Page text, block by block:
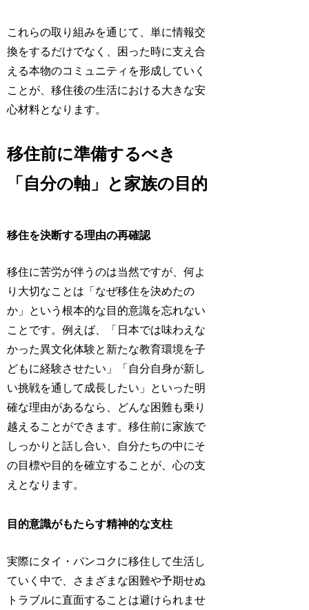
これらの取り組みを通じて、単に情報交
換をするだけでなく、困った時に支え合
える本物のコミュニティを形成していく
ことが、移住後の生活における大きな安
心材料となります。
移住前に準備するべき
「自分の軸」と家族の目的
移住を決断する理由の再確認
移住に苦労が伴うのは当然ですが、何よ
り大切なことは「なぜ移住を決めたの
か」という根本的な目的意識を忘れない
ことです。例えば、「日本では味わえな
かった異文化体験と新たな教育環境を子
どもに経験させたい」「自分自身が新し
い挑戦を通して成長したい」といった明
確な理由があるなら、どんな困難も乗り
越えることができます。移住前に家族で
しっかりと話し合い、自分たちの中にそ
の目標や目的を確立することが、心の支
えとなります。
目的意識がもたらす精神的な支柱
実際にタイ・バンコクに移住して生活し
ていく中で、さまざまな困難や予期せぬ
トラブルに直面することは避けられませ